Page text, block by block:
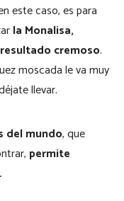
este caso, es para
la Monalisa,
cremoso.
moscada le va muy
llevar.
del mundo, que
permite